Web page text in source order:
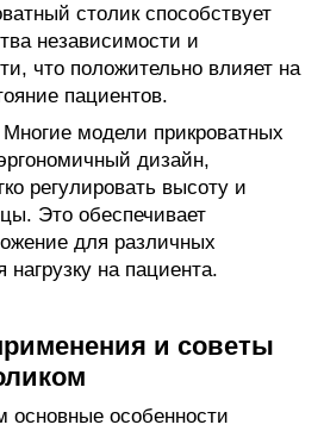
столик способствует
независимости и
что положительно влияет на
пациентов.
модели прикроватных
дизайн,
регулировать высоту и
Это обеспечивает
для различных
на пациента.
и советы
основные особенности